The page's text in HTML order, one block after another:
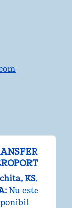
KS,
: Nu este